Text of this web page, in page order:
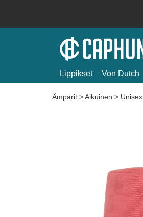
Lippikset Von Dutch
Ämpärit >Aikuinen > Unisex